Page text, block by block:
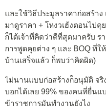
และใช้วิธีประมูลราคาก่อสร้า
มาดูราคา + โหงวเฮ้งตอนไปคุ
ก็ได้เจ้าที่คิดว่าดีที่สุดมาครับ ร
การพูดคุยต่าง ๆ และ BOQ ที่
บ้านเสร็จแล้ว ก็พบว่าคิดผิด)
ไม่นานแบบก่อสร้างก็อนุมัติ จ
บอกได้เลย 99% ของคนที่ยื่นแ
ข้าราชการมันทำงานยังไง